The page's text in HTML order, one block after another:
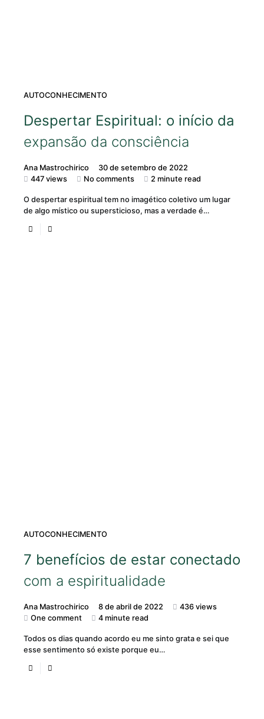
AUTOCONHECIMENTO
Despertar Espiritual: o início da
expansão da consciência
Ana Mastrochirico
30 de setembro de 2022
447 views
No comments 2 minute read
O despertar espiritual tem no imagético coletivo um lugar
de algo místico ou supersticioso, mas a verdade é…
AUTOCONHECIMENTO
7 benefícios de estar conectado
com a espiritualidade
Ana Mastrochirico 8 de abril de 2022
436 views
One comment
4 minute read
Todos os dias quando acordo eu me sinto grata e sei que
esse sentimento só existe porque eu…